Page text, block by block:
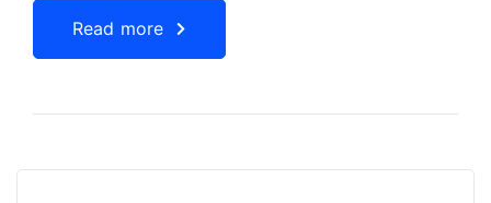
Read more